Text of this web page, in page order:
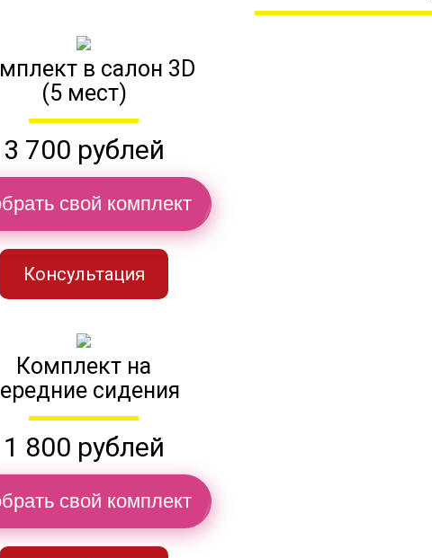
в салон 3D
(5 мест)
3 700 рублей
свой комплект
Консультация
Комплект на
сидения
1 800 рублей
свой комплект